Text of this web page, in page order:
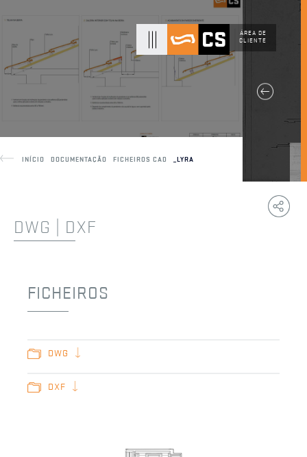
ÁREA DE
CLIENTE
INÍCIO DOCUMENTAÇÃO FICHEIROS CAD _LYRA
Copy
Link
DWG | DXF
FICHEIROS
DWG
DXF